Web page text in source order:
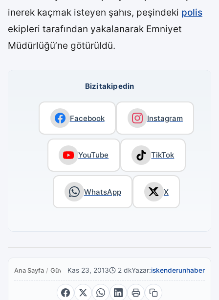
inerek kaçmak isteyen şahıs, peşindeki polis
ekipleri tarafından yakalanarak Emniyet
Müdürlüğü’ne götürüldü.
Bizi takip edin
Facebook Instagram
YouTube TikTok
WhatsApp X
Ana Sayfa / GüvenlikKas 23, 2013 2 dkYazar:iskenderunhaber